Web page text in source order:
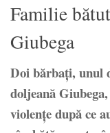
Familie
Giubega
Doi bărbaţi, unul
doljeană
violenţe după ce